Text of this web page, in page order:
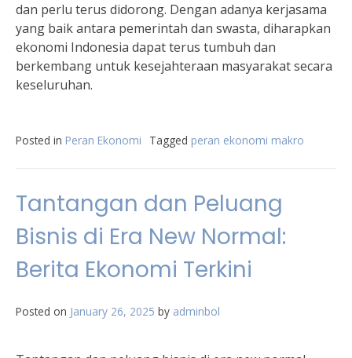
dan perlu terus didorong. Dengan adanya kerjasama
yang baik antara pemerintah dan swasta, diharapkan
ekonomi Indonesia dapat terus tumbuh dan
berkembang untuk kesejahteraan masyarakat secara
keseluruhan.
Posted in Peran Ekonomi Tagged peran ekonomi makro
Tantangan dan Peluang
Bisnis di Era New Normal:
Berita Ekonomi Terkini
Posted on January 26, 2025 by adminbol